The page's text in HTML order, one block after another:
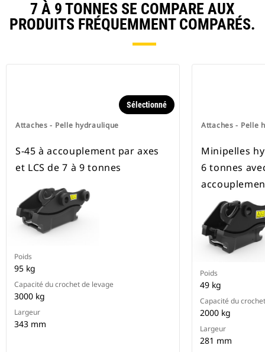
7 À 9 TONNES SE COMPARE AUX
PRODUITS FRÉQUEMMENT COMPARÉS.
Attaches - Pelle hydraulique
Sélectionné
S-45 à accouplement par axes
et LCS de 7 à 9 tonnes
Poids
95 kg
Capacité du crochet de levage
3000 kg
Largeur
343 mm
Attaches - Pelle
Minipelles
6 tonnes
Poids
49 kg
Capacité du
2000 kg
Largeur
281 mm